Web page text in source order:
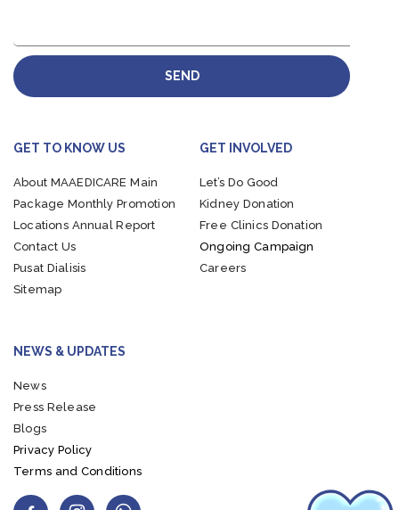
SEND
GET TO KNOW US
About MAAEDICARE Main
Package Monthly Promotion
Locations Annual Report
Contact Us
Pusat Dialisis
Sitemap
GET INVOLVED
Let’s Do Good
Kidney Donation
Free Clinics Donation
Ongoing Campaign
Careers
NEWS & UPDATES
News
Press Release
Blogs
Privacy Policy
Terms and Conditions